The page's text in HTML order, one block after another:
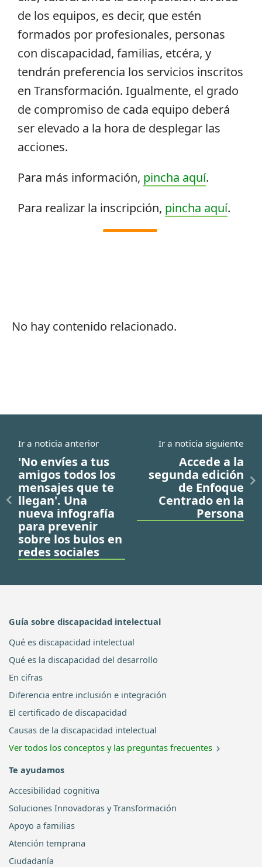
de los equipos, es decir, que estén
formados por profesionales, personas
con discapacidad, familias, etcéra, y
tendrán preferencia los servicios inscritos
en Transformación. Igualmente, el grado
de compromiso de cada equipo deberá
ser elevado a la hora de desplegar las
acciones.
Para más información, pincha aquí.
Para realizar la inscripción, pincha aquí.
No hay contenido relacionado.
Ir a noticia anterior
'No envíes a tus
amigos todos los
mensajes que te
llegan'. Una
nueva infografía
para prevenir
sobre los bulos en
redes sociales
Ir a noticia siguiente
Accede a la
segunda edición
de Enfoque
Centrado en la
Persona
Guía sobre discapacidad intelectual
Qué es discapacidad intelectual
Qué es la discapacidad del desarrollo
En cifras
Diferencia entre inclusión e integración
El certificado de discapacidad
Causas de la discapacidad intelectual
Ver todos los conceptos y las preguntas frecuentes
Te ayudamos
Accesibilidad cognitiva
Soluciones Innovadoras y Transformación
Apoyo a familias
Atención temprana
Ciudadanía